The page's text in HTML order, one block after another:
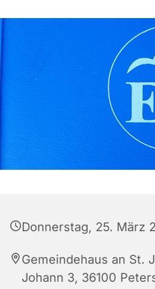
Donnerstag, 25. März
Gemeindehaus an St.
Johann 3, 36100